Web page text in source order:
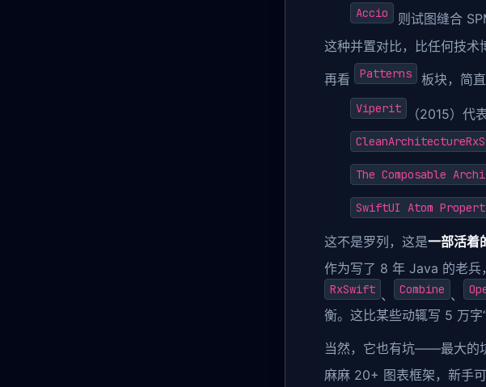
Accio
则试图缝合
这种并置对比，比任何技术
再看 Patterns 板块，简
Viperit （2015）代
The Composable
SwiftUI Atom
这不是罗列，这是一部活着
作为写了 8 年 Java 的老兵
RxSwift 、 Combine 、
衡。这比某些动辄写 5 万字
当然，它也有坑——最大的
麻麻 20+ 图表框架，新手